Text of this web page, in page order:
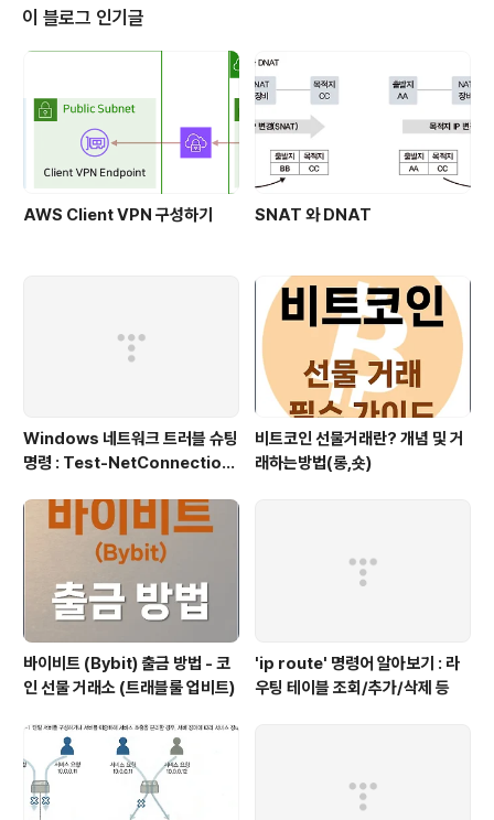
코인으로 바이비트의 코인을 출금하겠습니다. Step 1. 업
비트에서 XRP 코인 메뉴에서 '입금하기'를 선택합니다. 업
비트에서 XRP 입금과 관련한 주의 사항 팝업이 뜨는 데,
아래 확인을 선택하시면 됩니다. 참고로, 바이비트거래소
는 업비트에서 위험평가 통과 VASP이며, 트래블룰이 연동
되어 업비트와 입출금이 자유..
이 블로그 인기글
AWS Client VPN 구성하기 SNAT 와 DNAT
Windows 네트워크 트러블 슈팅
명령 : Test-NetConnection
비트코인 선물거래란? 개념 및 거
래하는방법(롱,숏)
바이비트 (Bybit) 출금 방법 - 코
인 선물 거래소 (트래블룰 업비트)
'ip route' 명령어 알아보기 : 라
우팅 테이블 조회/추가/삭제 등